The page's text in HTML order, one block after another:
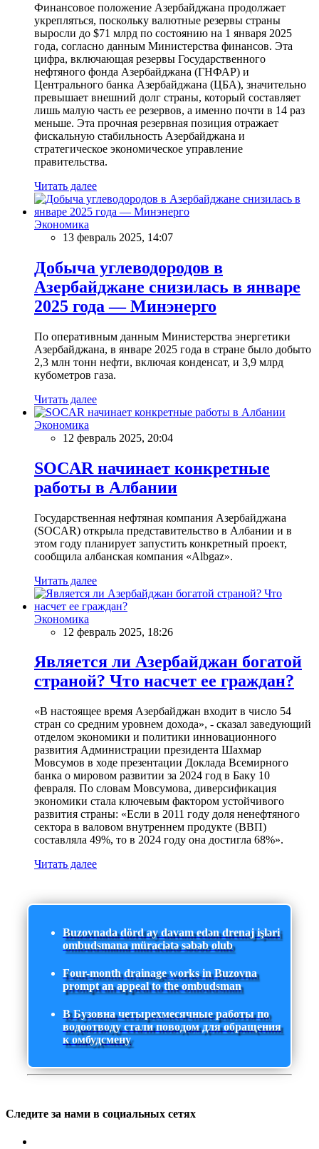
Финансовое положение Азербайджана продолжает
укрепляться, поскольку валютные резервы страны
выросли до $71 млрд по состоянию на 1 января 2025
года, согласно данным Министерства финансов. Эта
цифра, включающая резервы Государственного
нефтяного фонда Азербайджана (ГНФАР) и
Центрального банка Азербайджана (ЦБА), значительно
превышает внешний долг страны, который составляет
лишь малую часть ее резервов, а именно почти в 14 раз
меньше. Эта прочная резервная позиция отражает
фискальную стабильность Азербайджана и
стратегическое экономическое управление
правительства.
Читать далее
Экономика
13 февраль 2025, 14:07
Добыча углеводородов в
Азербайджане снизилась в январе
2025 года — Минэнерго
По оперативным данным Министерства энергетики
Азербайджана, в январе 2025 года в стране было добыто
2,3 млн тонн нефти, включая конденсат, и 3,9 млрд
кубометров газа.
Читать далее
Экономика
12 февраль 2025, 20:04
SOCAR начинает конкретные
работы в Албании
Государственная нефтяная компания Азербайджана
(SOCAR) открыла представительство в Албании и в
этом году планирует запустить конкретный проект,
сообщила албанская компания «Albgaz».
Читать далее
Экономика
12 февраль 2025, 18:26
Является ли Азербайджан богатой
страной? Что насчет ее граждан?
«В настоящее время Азербайджан входит в число 54
стран со средним уровнем дохода», - сказал заведующий
отделом экономики и политики инновационного
развития Администрации президента Шахмар
Мовсумов в ходе презентации Доклада Всемирного
банка о мировом развитии за 2024 год в Баку 10
февраля. По словам Мовсумова, диверсификация
экономики стала ключевым фактором устойчивого
развития страны: «Если в 2011 году доля ненефтяного
сектора в валовом внутреннем продукте (ВВП)
составляла 49%, то в 2024 году она достигла 68%».
Читать далее
Buzovnada dörd ay davam edən drenaj işləri
ombudsmana müraciətə səbəb olub
Four-month drainage works in Buzovna
prompt an appeal to the ombudsman
В Бузовна четырехмесячные работы по
водоотводу стали поводом для обращения
к омбудсмену
Следите за нами в социальных сетях